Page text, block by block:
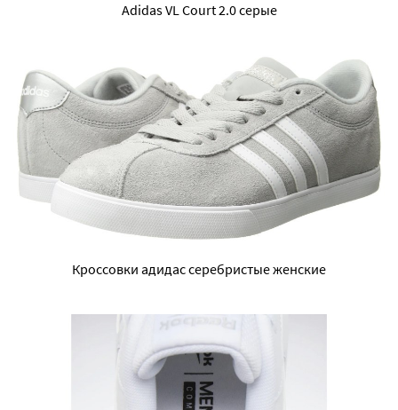
Adidas VL Court 2.0 серые
Кроссовки адидас серебристые женские